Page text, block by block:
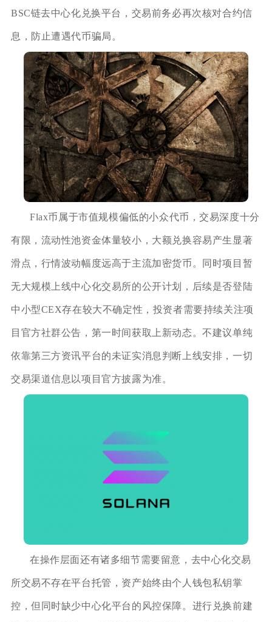
BSC链去中心化兑换平台，交易前务必再次核对合约信
息，防止遭遇代币骗局。
Flax币属于市值规模偏低的小众代币，交易深度十分
有限，流动性池资金体量较小，大额兑换容易产生显著
滑点，行情波动幅度远高于主流加密货币。同时项目暂
无大规模上线中心化交易所的公开计划，后续是否登陆
中小型CEX存在较大不确定性，投资者需要持续关注项
目官方社群公告，第一时间获取上新动态。不建议单纯
依靠第三方资讯平台的未证实消息判断上线安排，一切
交易渠道信息以项目官方披露为准。
在操作层面还有诸多细节需要留意，去中心化交易
所交易不存在平台托管，资产始终由个人钱包私钥掌
控，但同时缺少中心化平台的风控保障。进行兑换前建